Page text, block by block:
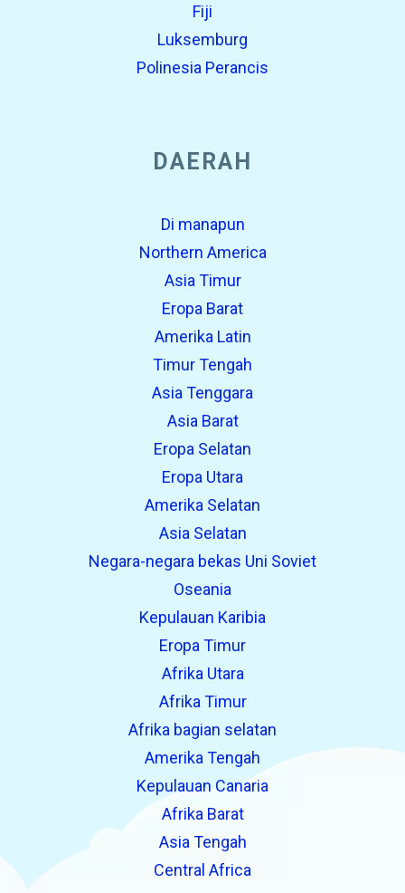
Fiji
Luksemburg
Polinesia Perancis
DAERAH
Di manapun
Northern America
Asia Timur
Eropa Barat
Amerika Latin
Timur Tengah
Asia Tenggara
Asia Barat
Eropa Selatan
Eropa Utara
Amerika Selatan
Asia Selatan
Negara-negara bekas Uni Soviet
Oseania
Kepulauan Karibia
Eropa Timur
Afrika Utara
Afrika Timur
Afrika bagian selatan
Amerika Tengah
Kepulauan Canaria
Afrika Barat
Asia Tengah
Central Africa